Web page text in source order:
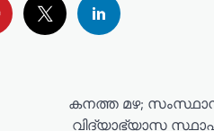
കനത്ത മഴ;
വിദ്യാഭ്യാസ